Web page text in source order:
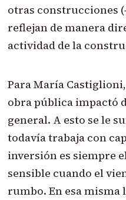
otras construcciones
reflejan de manera
actividad de la
Para María
obra pública impactó
general. A esto se le
todavía trabaja con
inversión es siempre
sensible cuando el
rumbo. En esa misma